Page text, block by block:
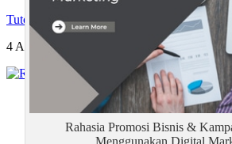
Tutorial
4 Apr 2026 |
Tentang Kami
Artikel
Disclaimer
Rahasia Promosi Bisnis &
Menggunakan Digital